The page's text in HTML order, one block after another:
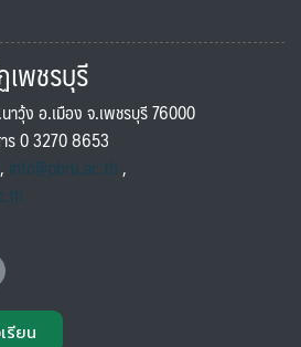
พชรบุรี
วุ้ง อ.เมือง จ.เพชรบุรี 76000
ร 0 3270 8653
, info@pbru.ac.th,
รียน